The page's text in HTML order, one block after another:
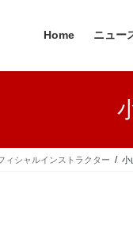
Home ニュー
ィシャルインストラクター 小